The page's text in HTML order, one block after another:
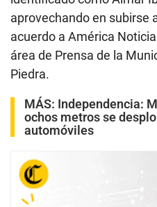
m
i
n
u
e
,
2
8
s
o
n
d
s
aprovechando en subirse
acuerdo a América
área de Prensa de la
Piedra.
MÁS: Independencia:
ochos metros se
automóviles